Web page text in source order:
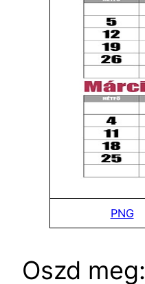
PNG
Oszd meg: